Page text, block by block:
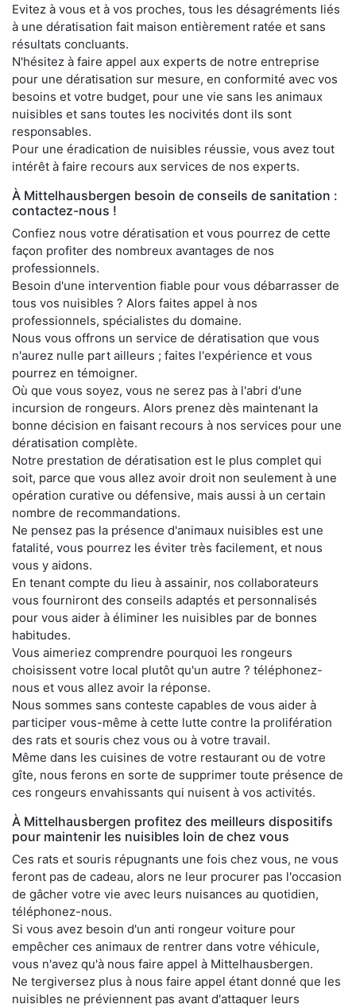
Evitez à vous et à vos proches, tous les désagréments liés
à une dératisation fait maison entièrement ratée et sans
résultats concluants.
N'hésitez à faire appel aux experts de notre entreprise
pour une dératisation sur mesure, en conformité avec vos
besoins et votre budget, pour une vie sans les animaux
nuisibles et sans toutes les nocivités dont ils sont
responsables.
Pour une éradication de nuisibles réussie, vous avez tout
intérêt à faire recours aux services de nos experts.
À Mittelhausbergen besoin de conseils de sanitation :
contactez-nous !
Confiez nous votre dératisation et vous pourrez de cette
façon profiter des nombreux avantages de nos
professionnels.
Besoin d'une intervention fiable pour vous débarrasser de
tous vos nuisibles ? Alors faites appel à nos
professionnels, spécialistes du domaine.
Nous vous offrons un service de dératisation que vous
n'aurez nulle part ailleurs ; faites l'expérience et vous
pourrez en témoigner.
Où que vous soyez, vous ne serez pas à l'abri d'une
incursion de rongeurs. Alors prenez dès maintenant la
bonne décision en faisant recours à nos services pour une
dératisation complète.
Notre prestation de dératisation est le plus complet qui
soit, parce que vous allez avoir droit non seulement à une
opération curative ou défensive, mais aussi à un certain
nombre de recommandations.
Ne pensez pas la présence d'animaux nuisibles est une
fatalité, vous pourrez les éviter très facilement, et nous
vous y aidons.
En tenant compte du lieu à assainir, nos collaborateurs
vous fourniront des conseils adaptés et personnalisés
pour vous aider à éliminer les nuisibles par de bonnes
habitudes.
Vous aimeriez comprendre pourquoi les rongeurs
choisissent votre local plutôt qu'un autre ? téléphonez-
nous et vous allez avoir la réponse.
Nous sommes sans conteste capables de vous aider à
participer vous-même à cette lutte contre la prolifération
des rats et souris chez vous ou à votre travail.
Même dans les cuisines de votre restaurant ou de votre
gîte, nous ferons en sorte de supprimer toute présence de
ces rongeurs envahissants qui nuisent à vos activités.
À Mittelhausbergen profitez des meilleurs dispositifs
pour maintenir les nuisibles loin de chez vous
Ces rats et souris répugnants une fois chez vous, ne vous
feront pas de cadeau, alors ne leur procurer pas l'occasion
de gâcher votre vie avec leurs nuisances au quotidien,
téléphonez-nous.
Si vous avez besoin d'un anti rongeur voiture pour
empêcher ces animaux de rentrer dans votre véhicule,
vous n'avez qu'à nous faire appel à Mittelhausbergen.
Ne tergiversez plus à nous faire appel étant donné que les
nuisibles ne préviennent pas avant d'attaquer leurs